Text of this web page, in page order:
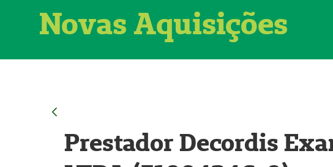
Novas Aquisições
Prestador Decordis